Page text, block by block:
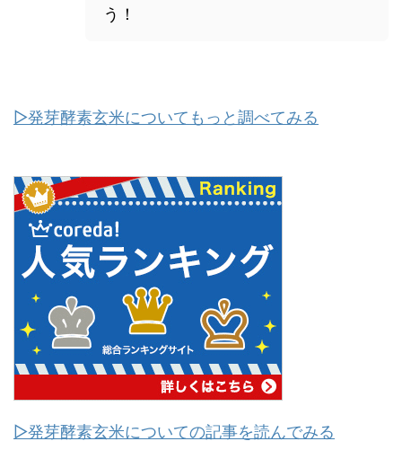
う！
▷発芽酵素玄米についてもっと調べてみる
▷発芽酵素玄米についての記事を読んでみる